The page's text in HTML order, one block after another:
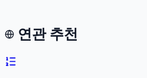
연관 추천